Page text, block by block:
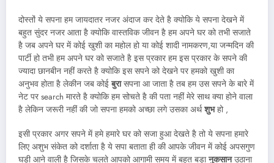
दोस्तों ये सपना हम जायदातर नजर अंदाज कर देते है क्योकि ये सपना देखने में
बहुत सुंदर नजर आता है क्योकि वास्तविक जीवन है हम अपने घर को तभी सजाते
है जब अपने घर में कोई खुशी का महोल हो या कोई शादी नामकरण,या जन्मदिन की
पार्टी हो तभी हम अपने घर को सजाते है इस प्रकार हम इस प्रकार के सपने की
ज्यादा छानबीन नहीं करते है क्योकि इस सपने को देखने पर हमको खुशी का
अनुभव होता है लेकीन जब कोईबुरासपना आ जाता है तब हम उस सपने के बारे में
नेट पर search मारते है क्योकि हम सोचते है की पता नहीं मेरे साथ क्या होने वाला
है लेकिन जरूरी नहीं की जो सपना हमको अच्छा लगे उसका अर्थशुभहो ,
इसी प्रकार अगर सपने में हमे हमारे घर को सजा हुआ देखते है तो ये सपना हमारे
लिए अशुभ संकेत को दर्शाता है ये सपा बताता ही की आपके जीवन में कोई अपसगुण
घड़ी आने वाली है जिसके चलते आपको आगामी समय में बहुत बड़ानुकसानउठाना